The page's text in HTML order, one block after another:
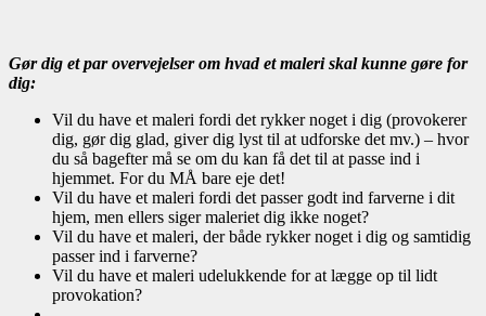
Gør dig et par overvejelser om hvad et maleri skal kunne gøre for
dig:
Vil du have et maleri fordi det rykker noget i dig (provokerer
dig, gør dig glad, giver dig lyst til at udforske det mv.) – hvor
du så bagefter må se om du kan få det til at passe ind i
hjemmet. For du MÅ bare eje det!
Vil du have et maleri fordi det passer godt ind farverne i dit
hjem, men ellers siger maleriet dig ikke noget?
Vil du have et maleri, der både rykker noget i dig og samtidig
passer ind i farverne?
Vil du have et maleri udelukkende for at lægge op til lidt
provokation?